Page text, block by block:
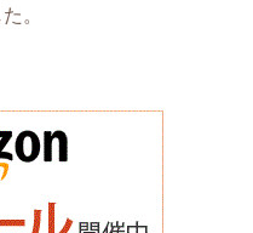
。